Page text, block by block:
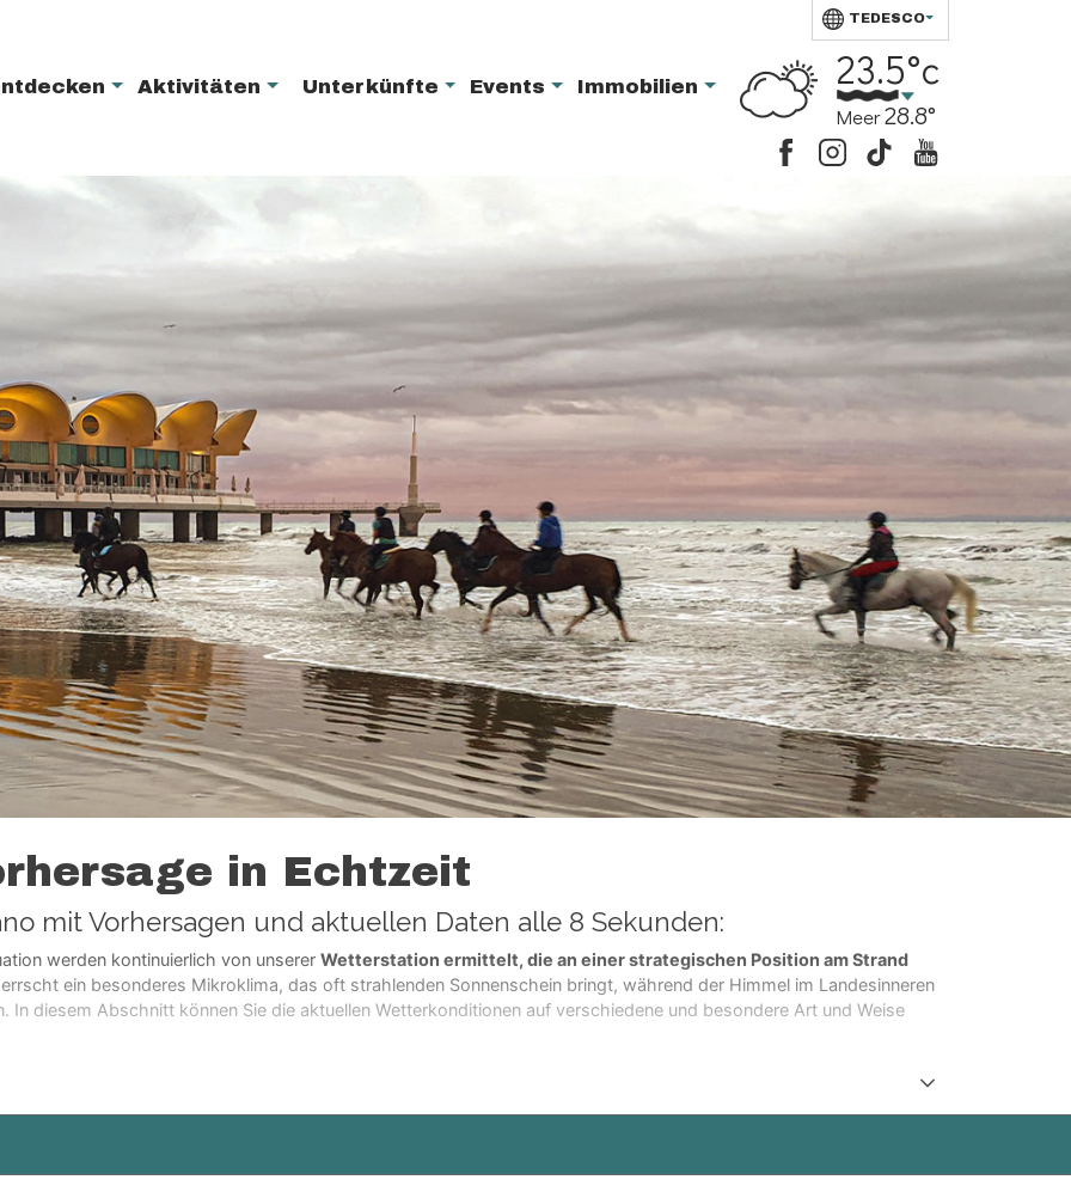
Aktivitäten Unterkünfte Events Immobilien
TEDESCO
23.5°c
Meer28.8°
in Echtzeit
mit Vorhersagen und aktuellen Daten alle 8 Sekunden:
werden kontinuierlich von unserer Wetterstation ermittelt, die an einer strategischen Position am Strand
ein besonderes Mikroklima, das oft strahlenden Sonnenschein bringt, während der Himmel im Landesinneren
diesem Abschnitt können Sie die aktuellen Wetterkonditionen auf verschiedene und besondere Art und Weise
der Lufttemperatur und der Luftfeuchtigkeit (gültig bei Temperaturen über 17 °C)